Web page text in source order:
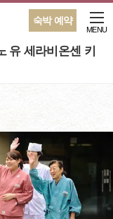
숙박 예약
유 세라비온센 키
MENU